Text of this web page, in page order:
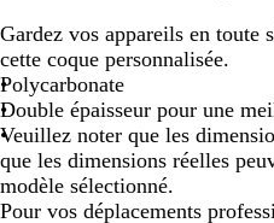
a
n
c
u
n
i
Gardez vos appareils en toute
cette coque personnalisée.
Polycarbonate
Double épaisseur pour une
Veuillez noter que les
que les dimensions réelles
modèle sélectionné.
Pour vos déplacements